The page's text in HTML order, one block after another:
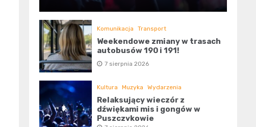
Komunikacja Transport
Weekendowe zmiany w trasach
autobusów 190 i 191!
7 sierpnia 2026
Kultura Muzyka Wydarzenia
Relaksujący wieczór z
dźwiękami mis i gongów w
Puszczykowie